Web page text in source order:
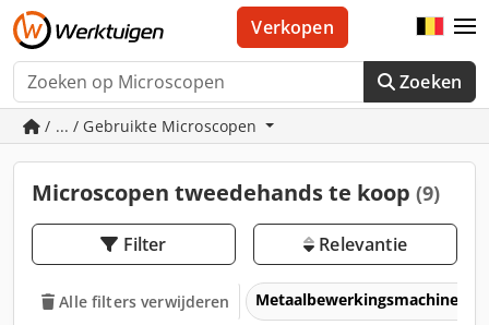
Zoeken
Verkopen
/ ... / Gebruikte Microscopen
Microscopen tweedehands te koop (9)
Filter Relevantie
Alle filters verwijderen Metaalbewerkingsmachines